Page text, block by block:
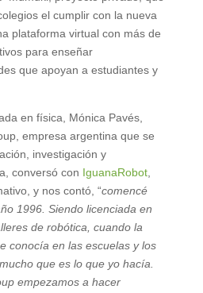
el cumplir con la nueva
plataforma virtual con más de
para enseñar
que apoyan a estudiantes y
en física, Mónica Pavés,
empresa argentina que se
investigación y
conversó con IguanaRobot,
y nos contó, “comencé
1996. Siendo licenciada en
de robótica, cuando la
conocía en las escuelas y los
que es lo que yo hacía.
empezamos a hacer